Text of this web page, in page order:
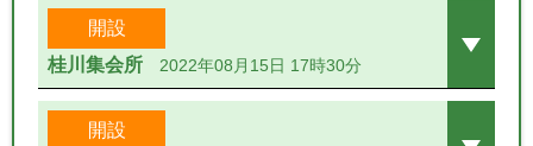
開設
桂川集会所
2022年08月15日 17時30分
開設